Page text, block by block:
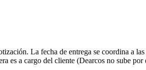
La fecha de entrega se coordina a
es a cargo del cliente (Dearcos no sube por